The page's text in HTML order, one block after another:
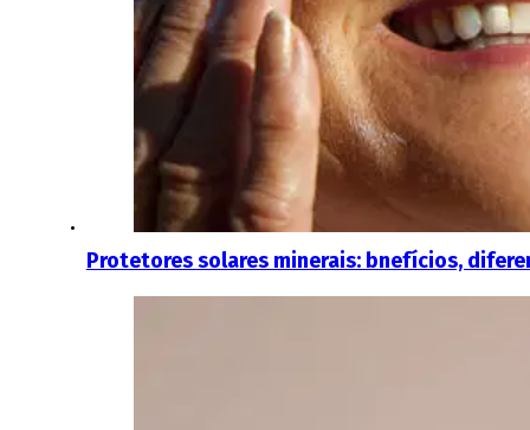
Protetores solares minerais: bnefícios,